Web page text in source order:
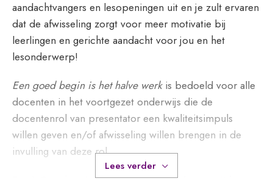
aandachtvangers en lesopeningen uit en je zult ervaren
dat de afwisseling zorgt voor meer motivatie bij
leerlingen en gerichte aandacht voor jou en het
lesonderwerp!
Een goed begin is het halve werkis bedoeld voor alle
docenten in het voortgezet onderwijs die de
docentenrol van presentator een kwaliteitsimpuls
willen geven en/of afwisseling willen brengen in de
invulling van deze rol.
Frank Gaarthuis is ook auteur vanHaal meer uit het
Lees verder